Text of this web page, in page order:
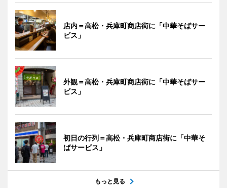
店内＝高松・兵庫町商店街に「中華そばサー
ビス」
外観＝高松・兵庫町商店街に「中華そばサー
ビス」
初日の行列＝高松・兵庫町商店街に「中華そ
ばサービス」
もっと見る